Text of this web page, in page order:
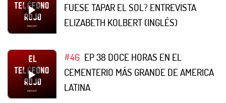
FUESE TAPAR EL SOL? ENTREVISTA
ELIZABETH KOLBERT (INGLÉS)
#46 EP 38 DOCE HORAS EN EL
CEMENTERIO MÁS GRANDE DE AMERICA
LATINA